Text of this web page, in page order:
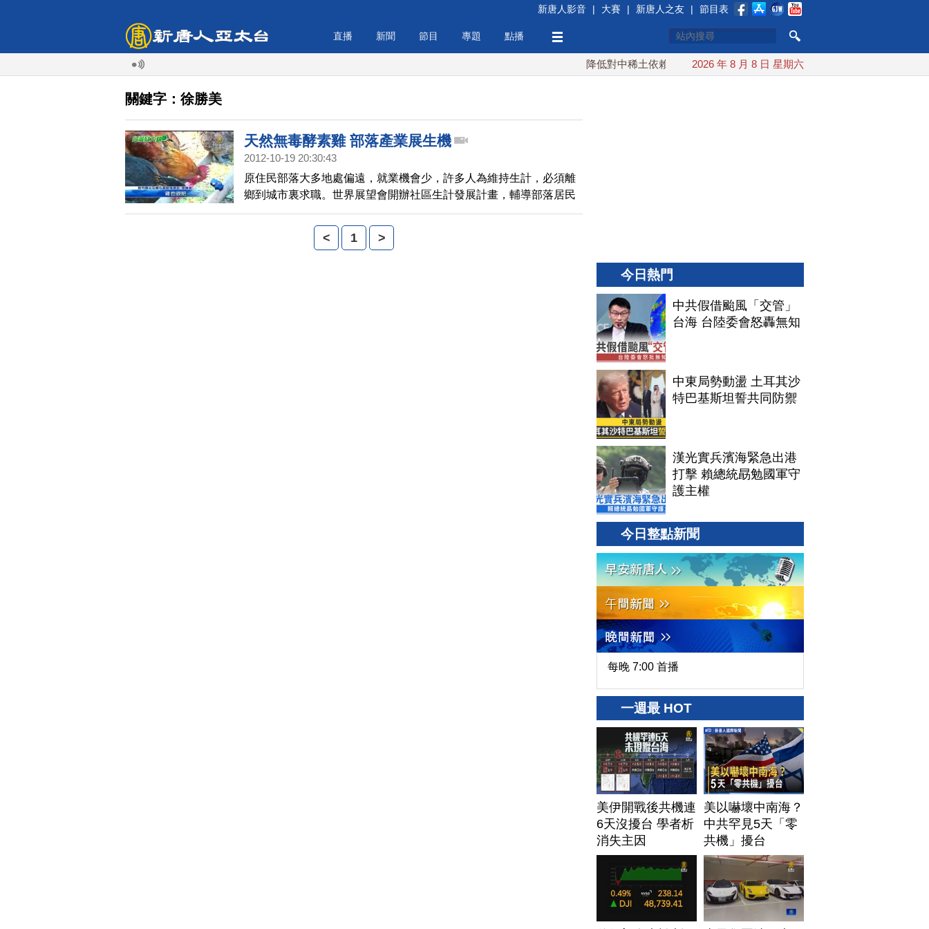
新唐人影音 | 大賽 | 新唐人之友 | 節目表
直播 新聞 節目 專題 點播
降低對中稀土依賴 川普宣布礦業投資20億美元
2026 年 8 月 8 日 星期六
關鍵字：徐勝美
天然無毒酵素雞 部落產業展生機
2012-10-19 20:30:43
原住民部落大多地處偏遠，就業機會少，許多人為維持生計，必須離
鄉到城市裏求職。世界展望會開辦社區生計發展計畫，輔導部落居民
種植有機蔬菜、飼養酵素雞，增加自立更生能力。請看我們的系列報
< 1 >
今日熱門
中共假借颱風「交管」
台海 台陸委會怒轟無知
中東局勢動盪 土耳其沙
特巴基斯坦誓共同防禦
漢光實兵濱海緊急出港
打擊 賴總統勗勉國軍守
護主權
今日整點新聞
每晚 7:00 首播
一週最 HOT
美伊開戰後共機連
6天沒擾台 學者析
消失主因
美以嚇壞中南海？
中共罕見5天「零
共機」擾台